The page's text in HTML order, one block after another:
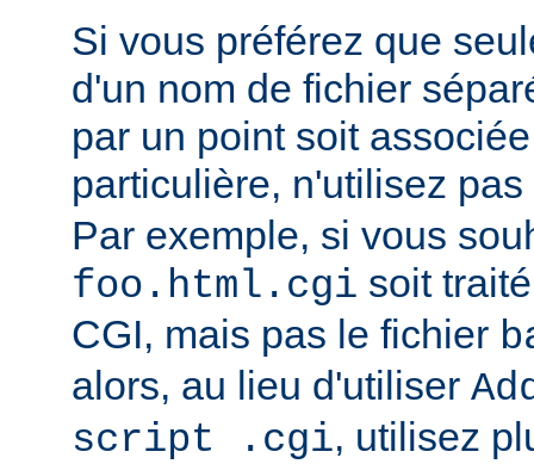
Si vous préférez que
d'un nom de fichier
par un point soit
particulière, n'utilisez
Par exemple, si vous
foo.html.cgi soit
CGI, mais pas le fichier
alors, au lieu d'utiliser
script .cgi, utilisez